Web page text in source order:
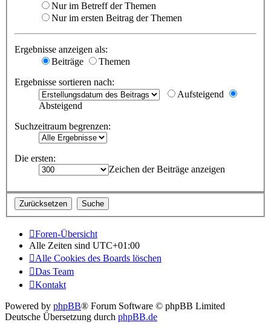
Nur im Betreff der Themen
Nur im ersten Beitrag der Themen
Ergebnisse anzeigen als:
Beiträge
Themen
Ergebnisse sortieren nach:
Aufsteigend
Absteigend
Suchzeitraum begrenzen:
Die ersten:
Zeichen der Beiträge anzeigen
Foren-Übersicht
Alle Zeiten sind UTC+01:00
Alle Cookies des Boards löschen
Das Team
Kontakt
Powered by phpBB® Forum Software © phpBB Limited
Deutsche Übersetzung durch phpBB.de